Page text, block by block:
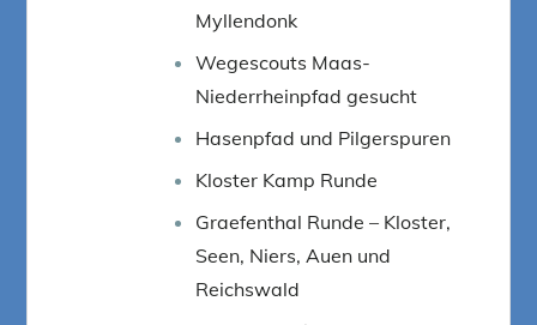
Myllendonk
Wegescouts Maas-
Niederrheinpfad gesucht
Hasenpfad und Pilgerspuren
Kloster Kamp Runde
Graefenthal Runde – Kloster,
Seen, Niers, Auen und
Reichswald